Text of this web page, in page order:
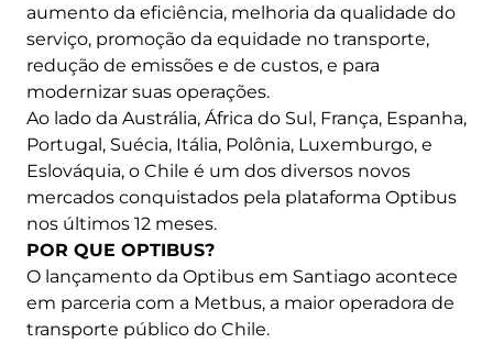
aumento da eficiência, melhoria da qualidade do
serviço, promoção da equidade no transporte,
redução de emissões e de custos, e para
modernizar suas operações.
Ao lado da Austrália, África do Sul, França, Espanha,
Portugal, Suécia, Itália, Polônia, Luxemburgo, e
Eslováquia, o Chile é um dos diversos novos
mercados conquistados pela plataforma Optibus
nos últimos 12 meses.
POR QUE OPTIBUS?
O lançamento da Optibus em Santiago acontece
em parceria com a Metbus, a maior operadora de
transporte público do Chile.